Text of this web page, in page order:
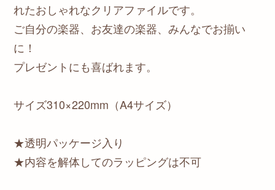
れたおしゃれなクリアファイルです。
ご自分の楽器、お友達の楽器、みんなでお揃い
に！
プレゼントにも喜ばれます。
サイズ310×220mm（A4サイズ）
★透明パッケージ入り
★内容を解体してのラッピングは不可